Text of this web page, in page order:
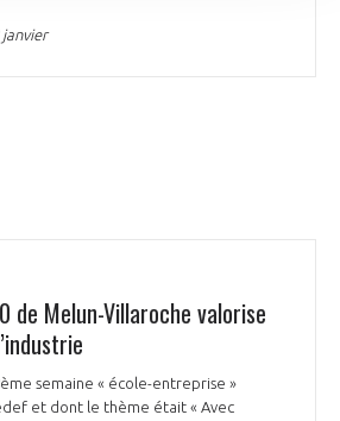
janvier
de Melun-Villaroche valorise
semaine « école-entreprise »
et dont le thème était « Avec